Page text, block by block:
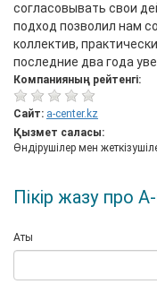
согласовывать свои
подход позволил нам
коллектив,
последние два года
Компанияның рейтенгі:
Сайт: a-center.kz
Қызмет саласы:
Өндірушілер мен
Пікір жазу про
Аты